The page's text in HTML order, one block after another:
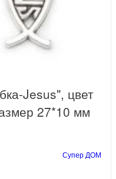
Jesus", цвет
27*10 мм
Супер ДОМ